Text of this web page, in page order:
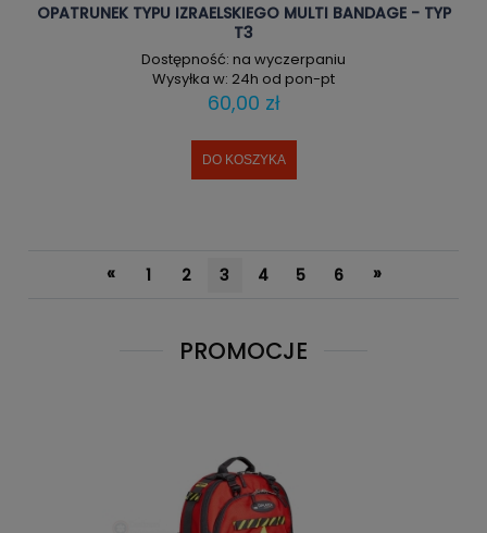
OPATRUNEK TYPU IZRAELSKIEGO MULTI BANDAGE - TYP
T3
Dostępność: na wyczerpaniu
Wysyłka w: 24h od pon-pt
60,00 zł
DO KOSZYKA
« 1 2 3 4 5 6 »
PROMOCJE